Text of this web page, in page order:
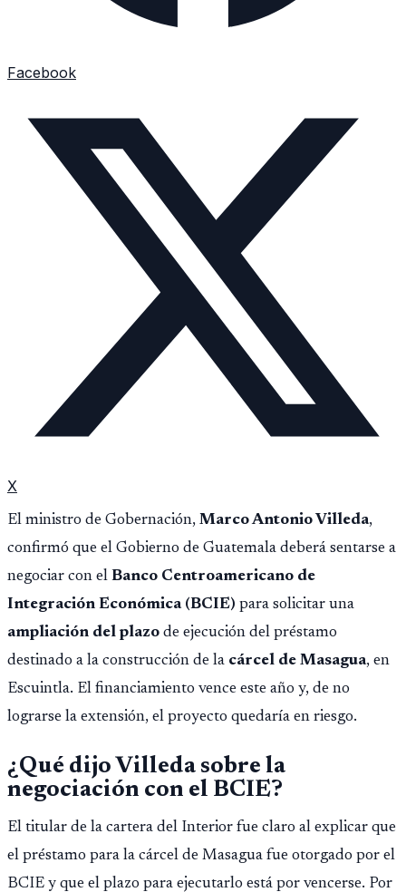
Facebook
X
El ministro de Gobernación, Marco Antonio Villeda,
confirmó que el Gobierno de Guatemala deberá sentarse a
negociar con el Banco Centroamericano de
Integración Económica (BCIE) para solicitar una
ampliación del plazo de ejecución del préstamo
destinado a la construcción de la cárcel de Masagua, en
Escuintla. El financiamiento vence este año y, de no
lograrse la extensión, el proyecto quedaría en riesgo.
¿Qué dijo Villeda sobre la
negociación con el BCIE?
El titular de la cartera del Interior fue claro al explicar que
el préstamo para la cárcel de Masagua fue otorgado por el
BCIE y que el plazo para ejecutarlo está por vencerse. Por